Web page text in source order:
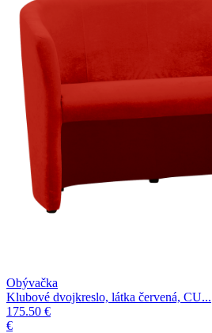
Obývačka
Klubové dvojkreslo, látka červená, CU...
175.50 €
€